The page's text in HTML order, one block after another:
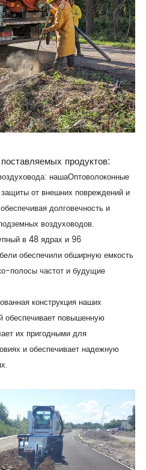
продуктов:
нашаОптоволоконные
от внешних повреждений и
долговечность и
воздуховодов.
в 48 ядрах и 96
обеспечили обширную емкость
полосы частот и будущие
конструкция наших
обеспечивает повышенную
их пригодными для
и обеспечивает надежную